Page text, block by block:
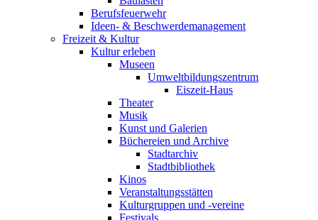
Berufsfeuerwehr
Ideen- & Beschwerdemanagement
Freizeit & Kultur
Kultur erleben
Museen
Umweltbildungszentrum
Eiszeit-Haus
Theater
Musik
Kunst und Galerien
Büchereien und Archive
Stadtarchiv
Stadtbibliothek
Kinos
Veranstaltungsstätten
Kulturgruppen und -vereine
Festivals